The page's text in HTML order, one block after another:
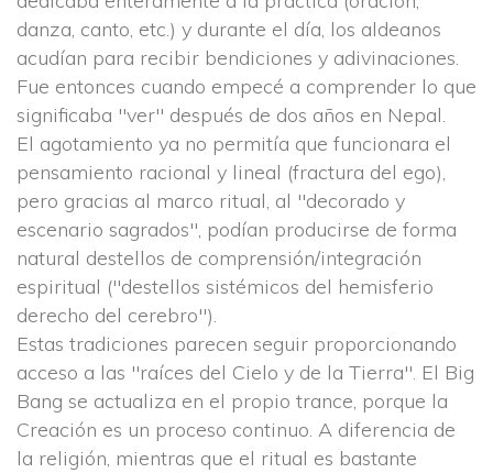
danza, canto, etc.) y durante el día, los aldeanos
acudían para recibir bendiciones y adivinaciones.
Fue entonces cuando empecé a comprender lo que
ignificaba "ver" después de dos años en Nepal.
El agotamiento ya no permitía que funcionara el
pensamiento racional y lineal (fractura del ego),
pero gracias al marco ritual, al "decorado y
escenario sagrados", podían producirse de forma
natural destellos de comprensión/integración
espiritual ("destellos sistémicos del hemisferio
derecho del cerebro").
Estas tradiciones parecen seguir proporcionando
acceso a las "raíces del Cielo y de la Tierra". El Big
Bang se actualiza en el propio trance, porque la
Creación es un proceso continuo. A diferencia de
la religión, mientras que el ritual es bastante